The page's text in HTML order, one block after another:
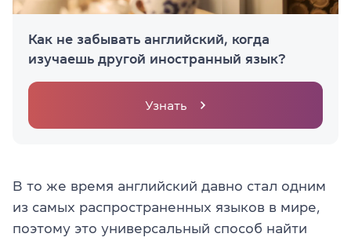
Как не забывать английский, когда
изучаешь другой иностранный язык?
Узнать
В то же время английский давно стал одним
из самых распространенных языков в мире,
поэтому это универсальный способ найти